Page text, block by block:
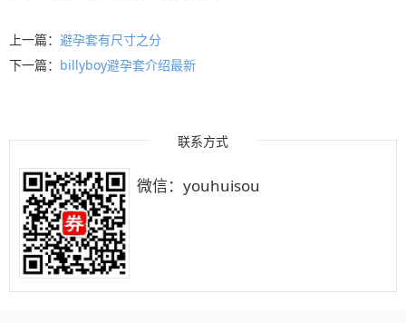
上一篇： 避孕套有尺寸之分
下一篇： billyboy避孕套介绍最新
联系方式
微信：youhuisou